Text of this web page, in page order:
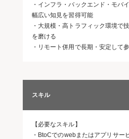
・インフラ・バックエンド・モバ
幅広い知見を習得可能
・大規模・高トラフィック環境で
を磨ける
・リモート併用で長期・安定して
スキル
【必要なスキル】
・BtoCでのwebまたはアプリサー